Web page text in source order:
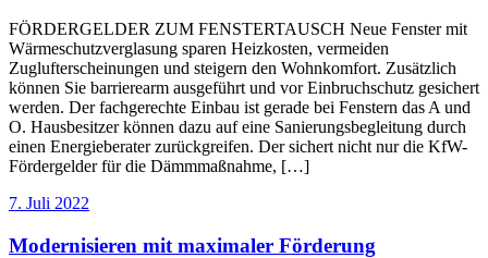
FÖRDERGELDER ZUM FENSTERTAUSCH Neue Fenster mit
Wärmeschutzverglasung sparen Heizkosten, vermeiden
Zuglufterscheinungen und steigern den Wohnkomfort. Zusätzlich
können Sie barrierearm ausgeführt und vor Einbruchschutz gesichert
werden. Der fachgerechte Einbau ist gerade bei Fenstern das A und
O. Hausbesitzer können dazu auf eine Sanierungsbegleitung durch
einen Energieberater zurückgreifen. Der sichert nicht nur die KfW-
Fördergelder für die Dämmmaßnahme, […]
7. Juli 2022
Modernisieren mit maximaler Förderung